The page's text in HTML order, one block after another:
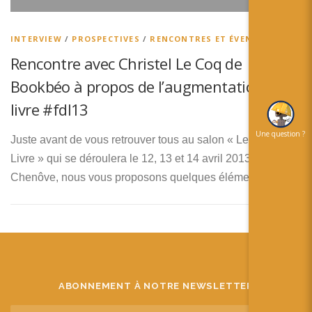
Español
INTERVIEW / PROSPECTIVES / RENCONTRES ET ÉVENEMENTS
Rencontre avec Christel Le Coq de
Bookbéo à propos de l’augmentation du
livre #fdl13
Juste avant de vous retrouver tous au salon « Le Futur du
Livre » qui se déroulera le 12, 13 et 14 avril 2013 à
Chenôve, nous vous proposons quelques éléments de …
ABONNEMENT À NOTRE NEWSLETTER
Une question ?